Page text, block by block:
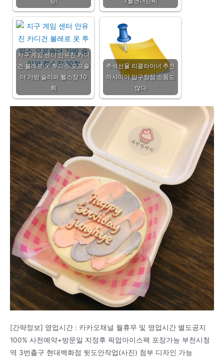
지구 게임 센터 안유진 카디
건 볼레로 옷 투피스 오프숄
더 가방 슬리퍼 헬스장 10
회
추석선물 리클라이너 추천
까사미아 압구정점 소품도
많다
[간략정보] 영업시간 : 카카오채널 월휴무 및 영업시간 별도공지
100% 사전예약+방문일 지정후 픽업아이스팩 포장가능 부천시청
역 3번출구 현대백화점 뒷도안작업(사진) 첨부 디자인 가능